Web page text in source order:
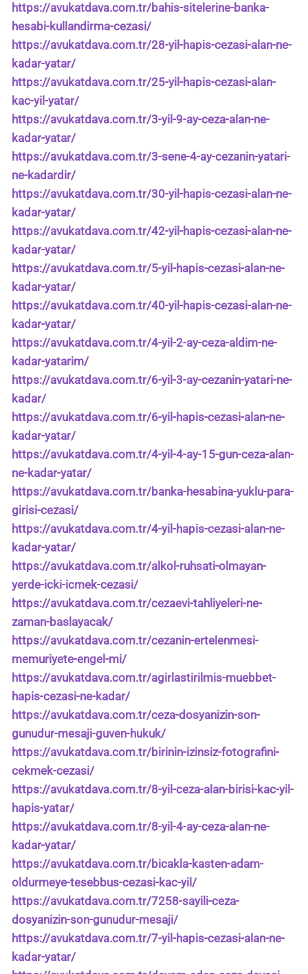
https://avukatdava.com.tr/bahis-sitelerine-banka-
hesabi-kullandirma-cezasi/
https://avukatdava.com.tr/28-yil-hapis-cezasi-alan-ne-
kadar-yatar/
https://avukatdava.com.tr/25-yil-hapis-cezasi-alan-
kac-yil-yatar/
https://avukatdava.com.tr/3-yil-9-ay-ceza-alan-ne-
kadar-yatar/
https://avukatdava.com.tr/3-sene-4-ay-cezanin-yatari-
ne-kadardir/
https://avukatdava.com.tr/30-yil-hapis-cezasi-alan-ne-
kadar-yatar/
https://avukatdava.com.tr/42-yil-hapis-cezasi-alan-ne-
kadar-yatar/
https://avukatdava.com.tr/5-yil-hapis-cezasi-alan-ne-
kadar-yatar/
https://avukatdava.com.tr/40-yil-hapis-cezasi-alan-ne-
kadar-yatar/
https://avukatdava.com.tr/4-yil-2-ay-ceza-aldim-ne-
kadar-yatarim/
https://avukatdava.com.tr/6-yil-3-ay-cezanin-yatari-ne-
kadar/
https://avukatdava.com.tr/6-yil-hapis-cezasi-alan-ne-
kadar-yatar/
https://avukatdava.com.tr/4-yil-4-ay-15-gun-ceza-alan-
ne-kadar-yatar/
https://avukatdava.com.tr/banka-hesabina-yuklu-para-
girisi-cezasi/
https://avukatdava.com.tr/4-yil-hapis-cezasi-alan-ne-
kadar-yatar/
https://avukatdava.com.tr/alkol-ruhsati-olmayan-
yerde-icki-icmek-cezasi/
https://avukatdava.com.tr/cezaevi-tahliyeleri-ne-
zaman-baslayacak/
https://avukatdava.com.tr/cezanin-ertelenmesi-
memuriyete-engel-mi/
https://avukatdava.com.tr/agirlastirilmis-muebbet-
hapis-cezasi-ne-kadar/
https://avukatdava.com.tr/ceza-dosyanizin-son-
gunudur-mesaji-guven-hukuk/
https://avukatdava.com.tr/birinin-izinsiz-fotografini-
cekmek-cezasi/
https://avukatdava.com.tr/8-yil-ceza-alan-birisi-kac-yil-
hapis-yatar/
https://avukatdava.com.tr/8-yil-4-ay-ceza-alan-ne-
kadar-yatar/
https://avukatdava.com.tr/bicakla-kasten-adam-
oldurmeye-tesebbus-cezasi-kac-yil/
https://avukatdava.com.tr/7258-sayili-ceza-
dosyanizin-son-gunudur-mesaji/
https://avukatdava.com.tr/7-yil-hapis-cezasi-alan-ne-
kadar-yatar/